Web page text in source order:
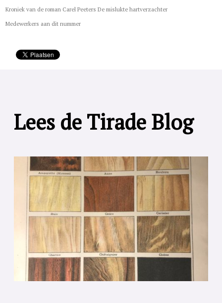
Kroniek van de roman Carel Peeters De mislukte hartverzachter
Medewerkers aan dit nummer
Lees de Tirade Blog